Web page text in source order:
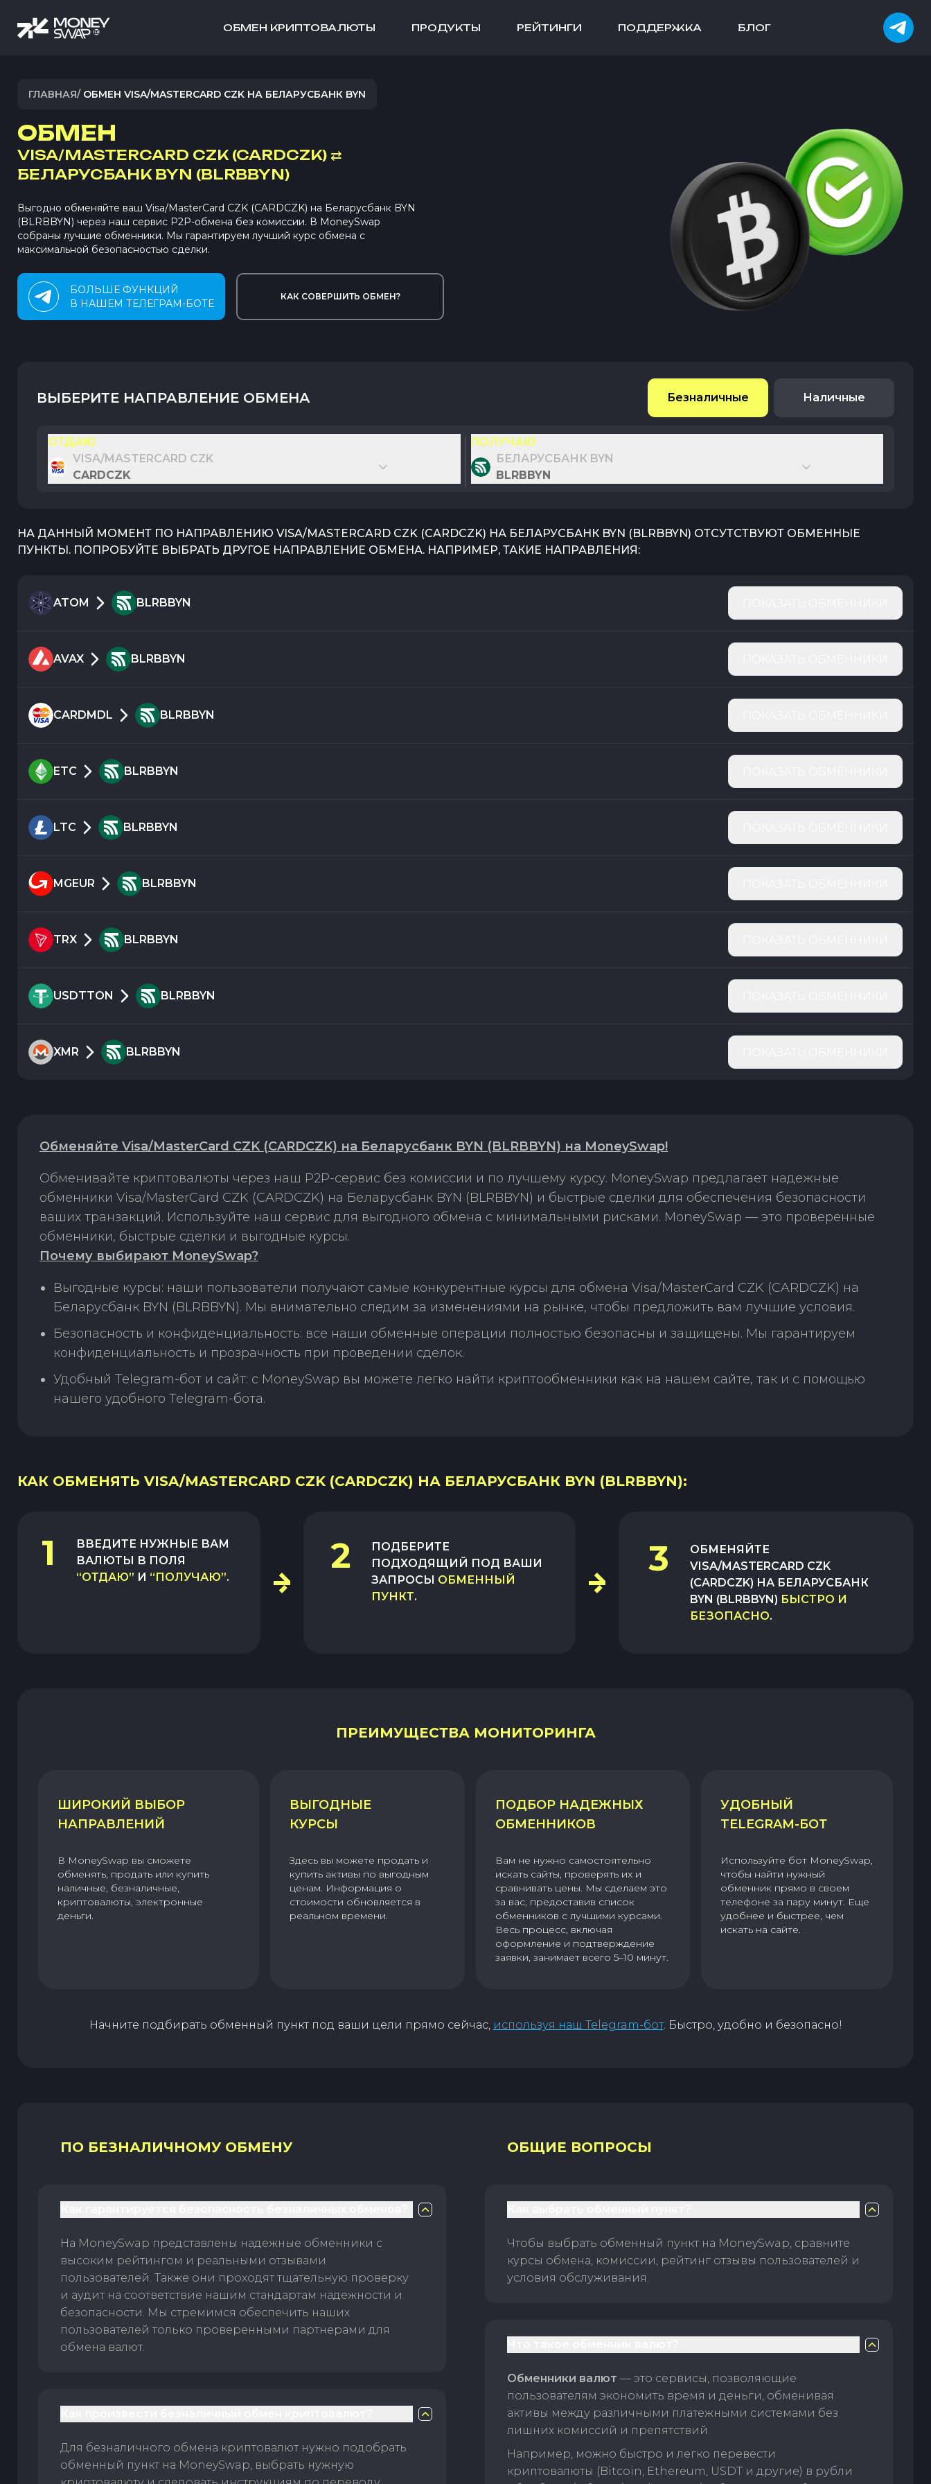
ОБМЕН КРИПТОВАЛЮТЫ ПРОДУКТЫ РЕЙТИНГИ ПОДДЕРЖКА БЛОГ
ГЛАВНАЯ/ ОБМЕН VISA/MASTERCARD CZK НА БЕЛАРУСБАНК BYN
ОБМЕН
VISA/MASTERCARD CZK (CARDCZK) ⇄
БЕЛАРУСБАНК BYN (BLRBBYN)
Выгодно обменяйте ваш Visa/MasterCard CZK (CARDCZK) на Беларусбанк BYN
(BLRBBYN) через наш сервис P2P-обмена без комиссии. В MoneySwap
собраны лучшие обменники. Мы гарантируем лучший курс обмена с
максимальной безопасностью сделки.
БОЛЬШЕ ФУНКЦИЙ
В НАШЕМ ТЕЛЕГРАМ-БОТЕ
КАК СОВЕРШИТЬ ОБМЕН?
ВЫБЕРИТЕ НАПРАВЛЕНИЕ ОБМЕНА Безналичные Наличные
ОТДАЮ
VISA/MASTERCARD CZK
CARDCZK
ПОЛУЧАЮ
БЕЛАРУСБАНК BYN
BLRBBYN
НА ДАННЫЙ МОМЕНТ ПО НАПРАВЛЕНИЮ VISA/MASTERCARD CZK (CARDCZK) НА БЕЛАРУСБАНК BYN (BLRBBYN) ОТСУТСТВУЮТ ОБМЕННЫЕ
ПУНКТЫ. ПОПРОБУЙТЕ ВЫБРАТЬ ДРУГОЕ НАПРАВЛЕНИЕ ОБМЕНА. НАПРИМЕР, ТАКИЕ НАПРАВЛЕНИЯ:
ATOM BLRBBYN
AVAX BLRBBYN
CARDMDL BLRBBYN
ETC BLRBBYN
LTC BLRBBYN
MGEUR BLRBBYN
TRX BLRBBYN
USDTTON BLRBBYN
XMR BLRBBYN
Обменяйте Visa/MasterCard CZK (CARDCZK) на Беларусбанк BYN (BLRBBYN) на MoneySwap!
Обменивайте криптовалюты через наш P2P-сервис без комиссии и по лучшему курсу. MoneySwap предлагает надежные
обменники Visa/MasterCard CZK (CARDCZK) на Беларусбанк BYN (BLRBBYN) и быстрые сделки для обеспечения безопасности
ваших транзакций. Используйте наш сервис для выгодного обмена с минимальными рисками. MoneySwap — это проверенные
обменники, быстрые сделки и выгодные курсы.
Почему выбирают MoneySwap?
Выгодные курсы: наши пользователи получают самые конкурентные курсы для обмена Visa/MasterCard CZK (CARDCZK) на
Беларусбанк BYN (BLRBBYN). Мы внимательно следим за изменениями на рынке, чтобы предложить вам лучшие условия.
Безопасность и конфиденциальность: все наши обменные операции полностью безопасны и защищены. Мы гарантируем
конфиденциальность и прозрачность при проведении сделок.
Удобный Telegram-бот и сайт: с MoneySwap вы можете легко найти криптообменники как на нашем сайте, так и с помощью
нашего удобного Telegram-бота.
КАК ОБМЕНЯТЬ VISA/MASTERCARD CZK (CARDCZK) НА БЕЛАРУСБАНК BYN (BLRBBYN):
1
ВВЕДИТЕ НУЖНЫЕ ВАМ
ВАЛЮТЫ В ПОЛЯ
“ОТДАЮ” И “ПОЛУЧАЮ”.
2
ПОДБЕРИТЕ
ПОДХОДЯЩИЙ ПОД ВАШИ
ЗАПРОСЫ ОБМЕННЫЙ
ПУНКТ.
3
ОБМЕНЯЙТЕ
VISA/MASTERCARD CZK
(CARDCZK) НА БЕЛАРУСБАНК
BYN (BLRBBYN) БЫСТРО И
БЕЗОПАСНО.
ПРЕИМУЩЕСТВА МОНИТОРИНГА
ШИРОКИЙ ВЫБОР
НАПРАВЛЕНИЙ
В MoneySwap вы сможете
обменять, продать или купить
наличные, безналичные,
криптовалюты, электронные
деньги.
ВЫГОДНЫЕ
КУРСЫ
Здесь вы можете продать и
купить активы по выгодным
ценам. Информация о
стоимости обновляется в
реальном времени.
ПОДБОР НАДЕЖНЫХ
ОБМЕННИКОВ
Вам не нужно самостоятельно
искать сайты, проверять их и
сравнивать цены. Мы сделаем это
за вас, предоставив список
обменников с лучшими курсами.
Весь процесс, включая
оформление и подтверждение
заявки, занимает всего 5–10 минут.
УДОБНЫЙ
TELEGRAM-БОТ
Используйте бот MoneySwap,
чтобы найти нужный
обменник прямо в своем
телефоне за пару минут. Еще
удобнее и быстрее, чем
искать на сайте.
Начните подбирать обменный пункт под ваши цели прямо сейчас, используя наш Telegram-бот. Быстро, удобно и безопасно!
ПО БЕЗНАЛИЧНОМУ ОБМЕНУ
На MoneySwap представлены надежные обменники с
высоким рейтингом и реальными отзывами
пользователей. Также они проходят тщательную проверку
и аудит на соответствие нашим стандартам надежности и
безопасности. Мы стремимся обеспечить наших
пользователей только проверенными партнерами для
обмена валют.
Для безналичного обмена криптовалют нужно подобрать
обменный пункт на MoneySwap, выбрать нужную
ОБЩИЕ ВОПРОСЫ
Чтобы выбрать обменный пункт на MoneySwap, сравните
курсы обмена, комиссии, рейтинг отзывы пользователей и
условия обслуживания.
Обменники валют — это сервисы, позволяющие
пользователям экономить время и деньги, обменивая
активы между различными платежными системами без
лишних комиссий и препятствий.
Например, можно быстро и легко перевести
криптовалюты (Bitcoin, Ethereum, USDT и другие) в рубли